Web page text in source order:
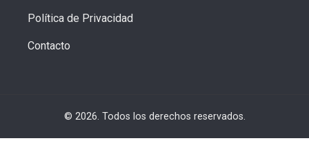
Política de Privacidad
Contacto
© 2026. Todos los derechos reservados.